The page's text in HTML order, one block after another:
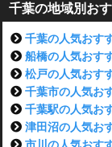
千葉の地域別お
千葉の人気おす
船橋の人気おす
松戸の人気おす
千葉市の人気お
千葉駅の人気お
津田沼の人気お